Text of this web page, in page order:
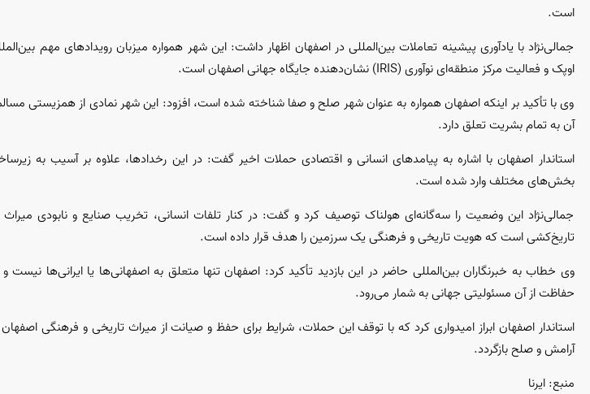
است.
جمالی‌نژاد با یادآوری پیشینه تعاملات بین‌المللی در اصفهان اظهار داشت: این شهر همواره میزبان رویداد‌های مهم
اوپک و فعالیت مرکز منطقه‌ای نوآوری (IRIS) نشان‌دهنده جایگاه جهانی اصفهان است.
وی با تأکید بر اینکه اصفهان همواره به عنوان شهر صلح و صفا شناخته شده است، افزود: این شهر نمادی از همزیستی
آن به تمام بشریت تعلق دارد.
استاندار اصفهان با اشاره به پیامد‌های انسانی و اقتصادی حملات اخیر گفت: در این رخدادها، علاوه بر آسیب به
بخش‌های مختلف وارد شده است.
جمالی‌نژاد این وضعیت را سه‌گانه‌ای هولناک توصیف کرد و گفت: در کنار تلفات انسانی، تخریب صنایع و نابودی
تاریخ‌کشی است که هویت تاریخی و فرهنگی یک سرزمین را هدف قرار داده است.
وی خطاب به خبرنگاران بین‌المللی حاضر در این بازدید تأکید کرد: اصفهان تنها متعلق به اصفهانی‌ها یا ایرانی‌ها
حفاظت از آن مسئولیتی جهانی به شمار می‌رود.
استاندار اصفهان ابراز امیدواری کرد که با توقف این حملات، شرایط برای حفظ و صیانت از میراث تاریخی و فرهنگی
آرامش و صلح بازگردد.
منبع: ایرنا